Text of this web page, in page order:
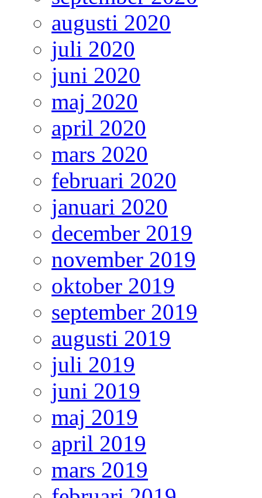
augusti 2020
juli 2020
juni 2020
maj 2020
april 2020
mars 2020
februari 2020
januari 2020
december 2019
november 2019
oktober 2019
september 2019
augusti 2019
juli 2019
juni 2019
maj 2019
april 2019
mars 2019